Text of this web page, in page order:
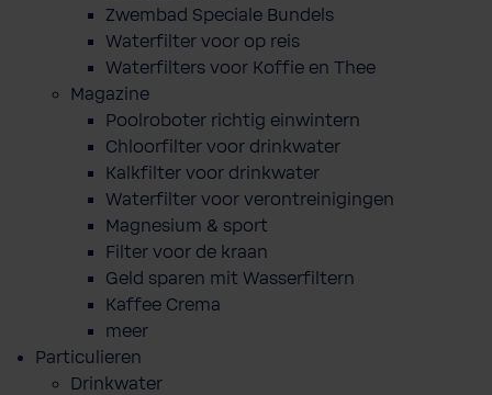
Zwembad Speciale Bundels
Waterfilter voor op reis
Waterfilters voor Koffie en Thee
Magazine
Poolroboter richtig einwintern
Chloorfilter voor drinkwater
Kalkfilter voor drinkwater
Waterfilter voor verontreinigingen
Magnesium & sport
Filter voor de kraan
Geld sparen mit Wasserfiltern
Kaffee Crema
meer
Particulieren
Drinkwater